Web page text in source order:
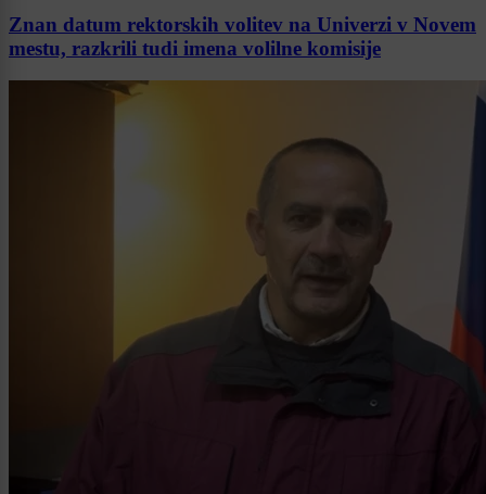
Znan datum rektorskih volitev na Univerzi v Novem
mestu, razkrili tudi imena volilne komisije